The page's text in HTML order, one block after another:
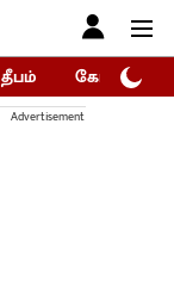
தீபம் கோகுலம்/
Advertisement